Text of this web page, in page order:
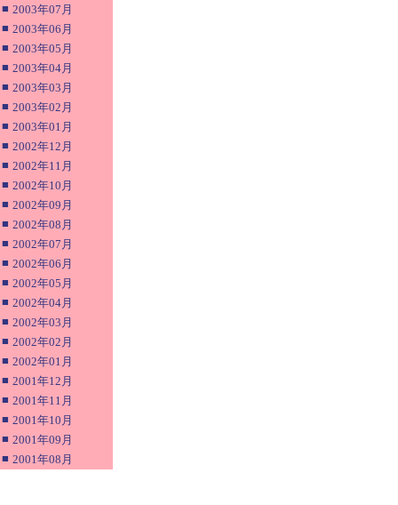
■ 2003年07月
■ 2003年06月
■ 2003年05月
■ 2003年04月
■ 2003年03月
■ 2003年02月
■ 2003年01月
■ 2002年12月
■ 2002年11月
■ 2002年10月
■ 2002年09月
■ 2002年08月
■ 2002年07月
■ 2002年06月
■ 2002年05月
■ 2002年04月
■ 2002年03月
■ 2002年02月
■ 2002年01月
■ 2001年12月
■ 2001年11月
■ 2001年10月
■ 2001年09月
■ 2001年08月